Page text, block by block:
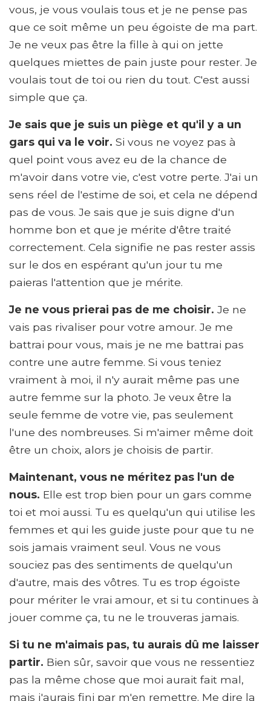
vous, je vous voulais tous et je ne pense pas
que ce soit même un peu égoïste de ma part.
Je ne veux pas être la fille à qui on jette
quelques miettes de pain juste pour rester. Je
voulais tout de toi ou rien du tout. C'est aussi
simple que ça.
Je sais que je suis un piège et qu'il y a un
gars qui va le voir. Si vous ne voyez pas à
quel point vous avez eu de la chance de
m'avoir dans votre vie, c'est votre perte. J'ai un
sens réel de l'estime de soi, et cela ne dépend
pas de vous. Je sais que je suis digne d'un
homme bon et que je mérite d'être traité
correctement. Cela signifie ne pas rester assis
sur le dos en espérant qu'un jour tu me
paieras l'attention que je mérite.
Je ne vous prierai pas de me choisir. Je ne
vais pas rivaliser pour votre amour. Je me
battrai pour vous, mais je ne me battrai pas
contre une autre femme. Si vous teniez
vraiment à moi, il n'y aurait même pas une
autre femme sur la photo. Je veux être la
seule femme de votre vie, pas seulement
l'une des nombreuses. Si m'aimer même doit
être un choix, alors je choisis de partir.
Maintenant, vous ne méritez pas l'un de
nous. Elle est trop bien pour un gars comme
toi et moi aussi. Tu es quelqu'un qui utilise les
femmes et qui les guide juste pour que tu ne
sois jamais vraiment seul. Vous ne vous
souciez pas des sentiments de quelqu'un
d'autre, mais des vôtres. Tu es trop égoïste
pour mériter le vrai amour, et si tu continues à
jouer comme ça, tu ne le trouveras jamais.
Si tu ne m'aimais pas, tu aurais dû me laisser
partir. Bien sûr, savoir que vous ne ressentiez
pas la même chose que moi aurait fait mal,
mais j'aurais fini par m'en remettre. Me dire la